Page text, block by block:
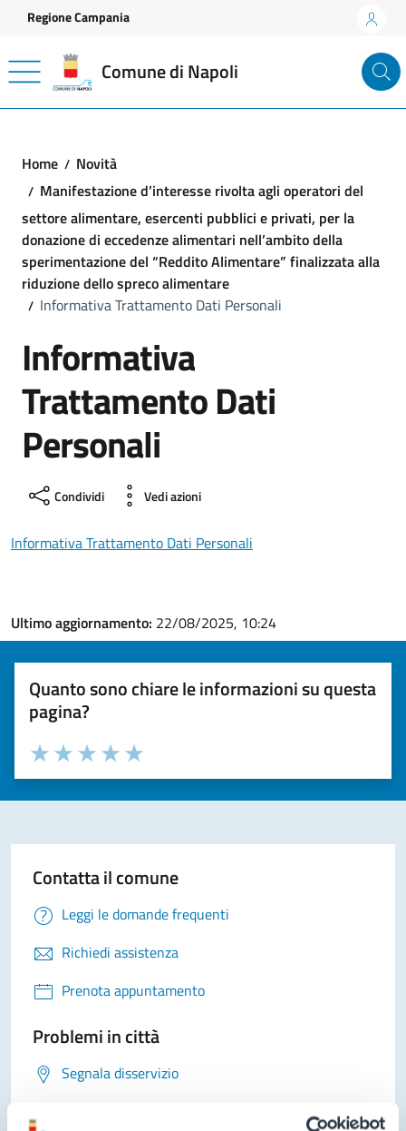
Vai ai contenuti
Vai al footer
Regione Campania
Comune di Napoli
Home
Novità
Manifestazione d’interesse rivolta agli operatori del
settore alimentare, esercenti pubblici e privati, per la
donazione di eccedenze alimentari nell’ambito della
sperimentazione del “Reddito Alimentare” finalizzata alla
riduzione dello spreco alimentare
Informativa Trattamento Dati Personali
Informativa
Trattamento Dati
Personali
Condividi Vedi azioni
Informativa Trattamento Dati Personali
Ultimo aggiornamento: 22/08/2025, 10:24
Quanto sono chiare le informazioni su questa
pagina?
Valuta la chiarezza delle informazioni (da 1 a 5 stelle)
Seleziona il numero di stelle per valutare la chiarezza delle
Valuta 5 stelle su 5
Valuta 4 stelle su 5
Valuta 3 stelle su 5
Valuta 2 stelle su 5
Valuta 1 stelle su 5
Contatta il comune
Leggi le domande frequenti
Richiedi assistenza
Prenota appuntamento
Problemi in città
Segnala disservizio